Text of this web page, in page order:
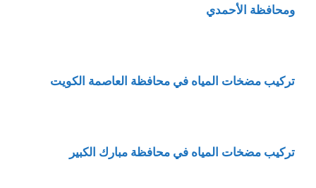
ومحافظة الأحمدي
تركيب مضخات المياه في محافظة العاصمة الكويت
تركيب مضخات المياه في محافظة مبارك الكبير